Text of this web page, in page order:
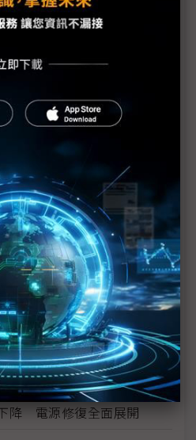
啟示
6座反應爐恐全廢的可能性
展 食物卻爆輻射問題
復正常 唯隱憂仍存
金額估將超過1兆日圓
面灑水作業
電廠整體情況正逐漸改善
降 電源修復全面展開